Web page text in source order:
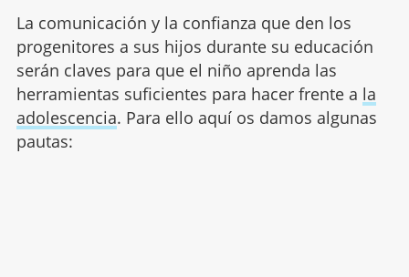
La comunicación y la confianza que den los
progenitores a sus hijos durante su educación
serán claves para que el niño aprenda las
herramientas suficientes para hacer frente a la
adolescencia. Para ello aquí os damos algunas
pautas: